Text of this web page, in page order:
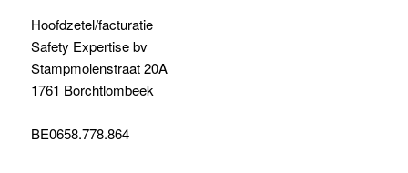
Hoofdzetel/facturatie
Safety Expertise bv
Stampmolenstraat 20A
1761 Borchtlombeek
BE0658.778.864